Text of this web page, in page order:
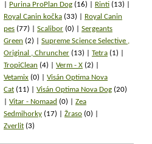
Purina ProPlan Dog (16) Rinti (13)
Royal Canin kočka (33)
Royal Canin
pes (77) Scalibor (0)
Sergeants
Green (2)
Supreme Science Selective ,
Original , Chruncher (13) Tetra (1)
TropiClean (4) Verm - X (2)
Vetamix (0)
Visán Optima Nova
Cat (11) Visán Optima Nova Dog (20)
Vitar - Nomaad (0)
Zea
Sedmihorky (17) Žraso (0)
Zverlit (3)